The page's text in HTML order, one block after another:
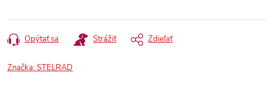
Opýtať sa Strážiť Zdieľať
Značka:STELRAD